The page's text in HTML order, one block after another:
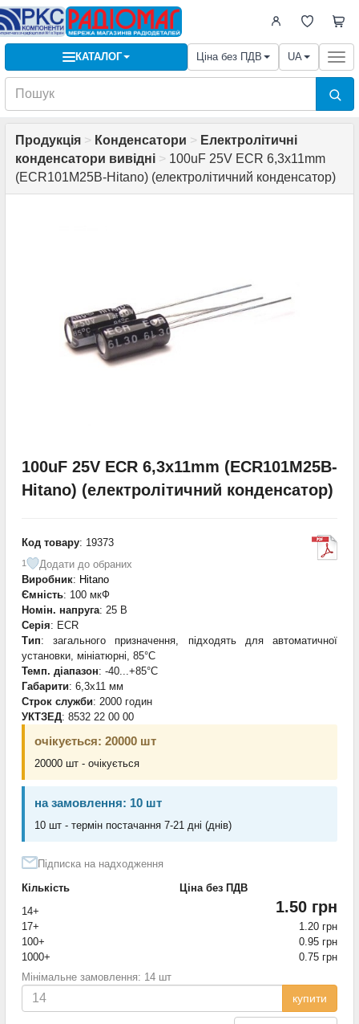
КАТАЛОГ Ціна без ПДВ UA
Продукція > Конденсатори > Електролітичні
конденсатори вивідні > 100uF 25V ECR 6,3x11mm
(ECR101M25B-Hitano) (електролітичний конденсатор)
100uF 25V ECR 6,3x11mm (ECR101M25B-
Hitano) (електролітичний конденсатор)
Код товару: 19373
1
Додати до обраних
Виробник: Hitano
Ємність: 100 мкФ
Номін. напруга: 25 В
Серія: ECR
Тип: загального призначення, підходять для автоматичної
установки, мініатюрні, 85°C
Темп. діапазон: -40...+85°С
Габарити: 6,3x11 мм
Строк служби: 2000 годин
УКТЗЕД: 8532 22 00 00
очікується: 20000 шт
20000 шт - очікується
на замовлення: 10 шт
10 шт - термін постачання 7-21 дні (днів)
Підписка на надходження
Кількість
Ціна без ПДВ
14+
1.50 грн
17+
1.20 грн
100+
0.95 грн
1000+
0.75 грн
Мінімальне замовлення: 14 шт
купити